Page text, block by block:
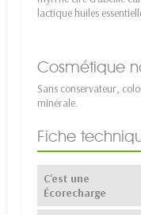
lactique huiles
Cosmétique
Sans conservateur,
minérale.
Fiche
C'est une
Écorecharge